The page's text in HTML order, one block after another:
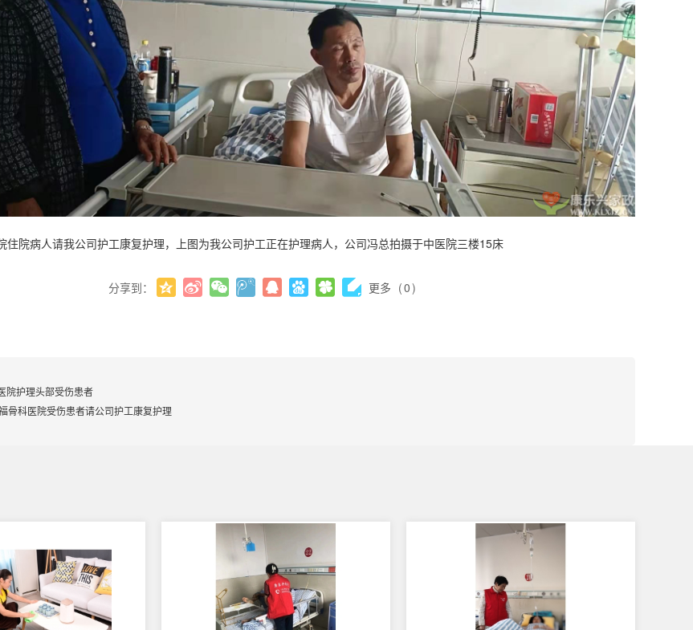
住院病人请我公司护工康复护理，上图为我公司护工正在护理病人，公司冯总拍摄于中医院三楼15床
分享到： 更多 (0)
院护理头部受伤患者
骨科医院受伤患者请公司护工康复护理